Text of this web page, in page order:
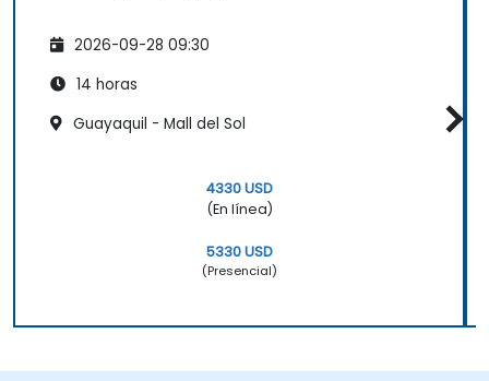
2026-09-28 09:30
14 horas
Guayaquil - Mall del Sol
4330 USD
(En línea)
5330 USD
(Presencial)